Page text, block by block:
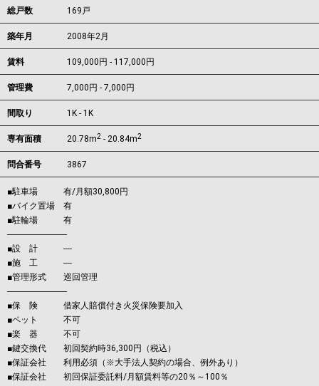
総戸数 169戸
築年月 2008年2月
賃料 109,000円 - 117,000円
管理費 7,000円 - 7,000円
間取り 1K - 1K
専有面積 20.78m2 - 20.84m2
問合番号 3867
■駐車場 有/月額30,800円
■バイク置場 有
■駐輪場 有
―――――――
■設 計 ―
■施 工 ―
■管理形式 巡回管理
―――――――
■保 険 借家人賠償付き火災保険要加入
■ペット 不可
■楽 器 不可
■鍵交換代 初回契約時36,300円（税込）
■保証会社 利用必須（※大手法人契約の場合、例外あり）
■保証会社 初回保証委託料/月額賃料等の20％～100％